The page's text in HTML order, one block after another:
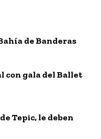
de Banderas
con gala del Ballet
Tepic, le deben